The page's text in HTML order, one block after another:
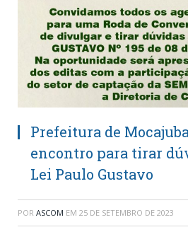
Prefeitura de
encontro para tirar
Lei Paulo Gustavo
POR ASCOM EM 25 DE SETEMBRO DE 2023